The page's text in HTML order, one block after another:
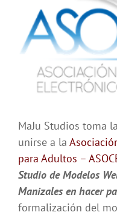
MaJu Studios toma
unirse a la
para Adultos –
Studio de Modelos
Manizales en hacer
formalización del